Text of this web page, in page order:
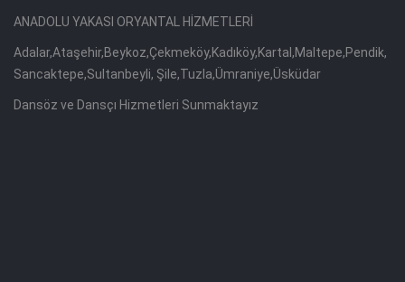
ANADOLU YAKASI ORYANTAL HİZMETLERİ
Adalar,Ataşehir,Beykoz,Çekmeköy,Kadıköy,Kartal,Maltepe,Pendik,
Sancaktepe,Sultanbeyli, Şile,Tuzla,Ümraniye,Üsküdar
Dansöz ve Dansçı Hizmetleri Sunmaktayız